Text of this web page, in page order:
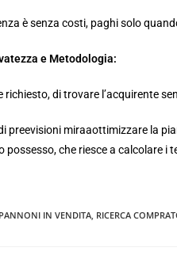
è senza costi, paghi solo
e Metodologia:
richiesto, di trovare l’acquirente
preevisioni miraaottimizzare la
possesso, che riesce a calcolare
IN VENDITA, RICERCA